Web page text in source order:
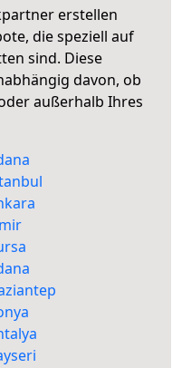
erstellen
die speziell auf
sind. Diese
davon, ob
außerhalb Ihres